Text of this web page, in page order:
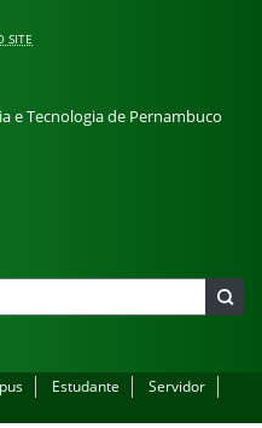
SITE
e Tecnologia de Pernambuco
Estudante
Servidor